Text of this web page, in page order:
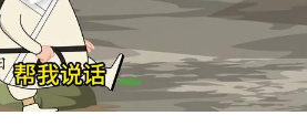
内蒙古“十六运”主宣传片发布
用AI造出新病毒意味着什么
今年第二强台风将带来多大影响
03:00